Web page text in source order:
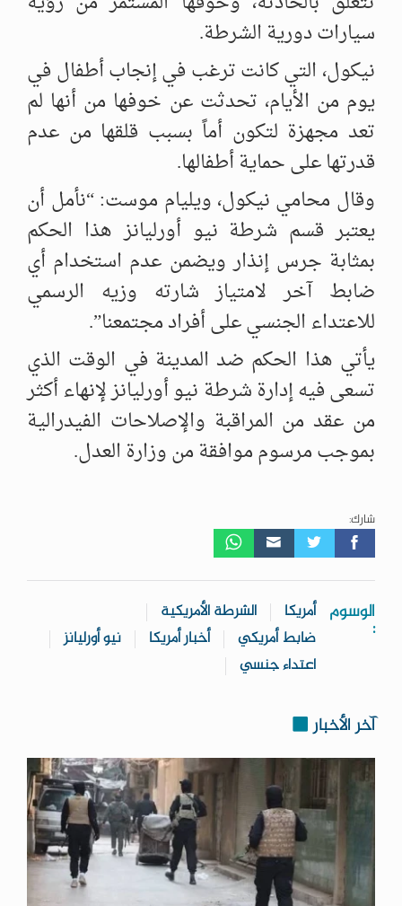
سيارات دورية الشرطة.
نيكول، التي كانت ترغب في إنجاب أطفال في
يوم من الأيام، تحدثت عن خوفها من أنها لم
تعد مجهزة لتكون أماً بسبب قلقها من عدم
قدرتها على حماية أطفالها.
وقال محامي نيكول، ويليام موست: “نأمل أن
يعتبر قسم شرطة نيو أورليانز هذا الحكم
بمثابة جرس إنذار ويضمن عدم استخدام أي
ضابط آخر لامتياز شارته وزيه الرسمي
للاعتداء الجنسي على أفراد مجتمعنا”.
يأتي هذا الحكم ضد المدينة في الوقت الذي
تسعى فيه إدارة شرطة نيو أورليانز لإنهاء أكثر
من عقد من المراقبة والإصلاحات الفيدرالية
بموجب مرسوم موافقة من وزارة العدل.
شارك:
الوسوم
:
أمريكا
الشرطة الأمريكية
ضابط أمريكي
أخبار أمريكا
نيو أورليانز
اعتداء جنسي
آخر الأخبار